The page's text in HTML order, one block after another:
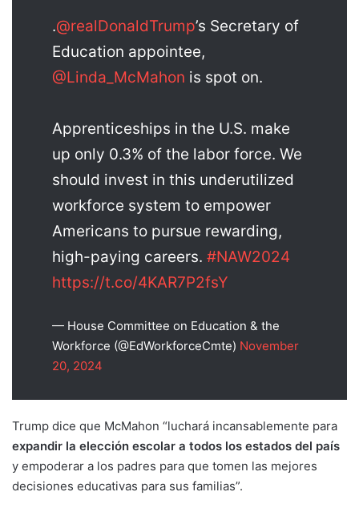
.@realDonaldTrump’s Secretary of
Education appointee,
@Linda_McMahon is spot on.
Apprenticeships in the U.S. make
up only 0.3% of the labor force. We
should invest in this underutilized
workforce system to empower
Americans to pursue rewarding,
high-paying careers. #NAW2024
https://t.co/4KAR7P2fsY
— House Committee on Education & the
Workforce (@EdWorkforceCmte) November
20, 2024
Trump dice que McMahon “luchará incansablemente para
expandir la elección escolar a todos los estados del país
y empoderar a los padres para que tomen las mejores
decisiones educativas para sus familias”.